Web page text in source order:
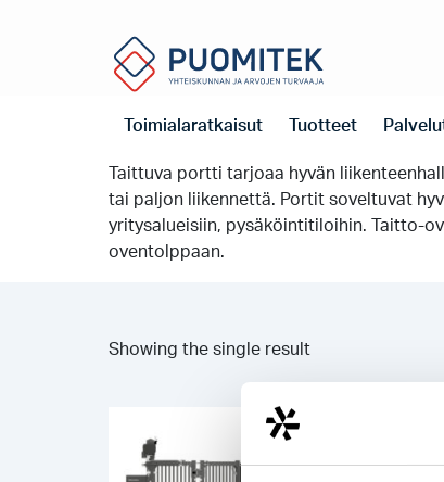
Toimialaratkaisut Tuotteet
Pikataittoportti
Taittuva portti tarjoaa hyvän
tai paljon liikennettä. Portit soveltuvat
yritysalueisiin, pysäköintitiloihin. Taitto-
oventolppaan.
Showing the single result